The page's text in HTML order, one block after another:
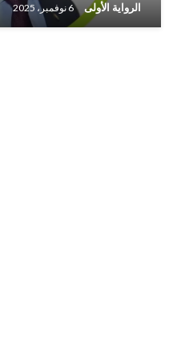
الرواية الأولى 6 نوفمبر، 2025